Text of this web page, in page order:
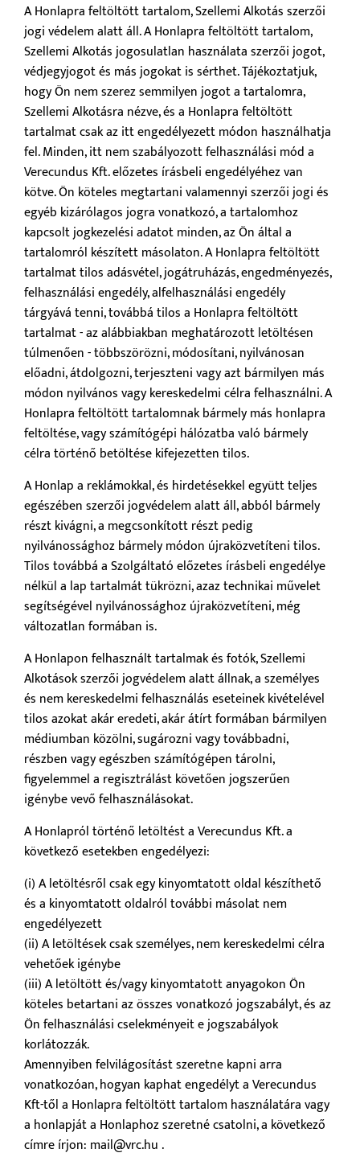
A Honlapra feltöltött tartalom, Szellemi Alkotás szerzői
jogi védelem alatt áll. A Honlapra feltöltött tartalom,
Szellemi Alkotás jogosulatlan használata szerzői jogot,
védjegyjogot és más jogokat is sérthet. Tájékoztatjuk,
hogy Ön nem szerez semmilyen jogot a tartalomra,
Szellemi Alkotásra nézve, és a Honlapra feltöltött
tartalmat csak az itt engedélyezett módon használhatja
fel. Minden, itt nem szabályozott felhasználási mód a
Verecundus Kft. előzetes írásbeli engedélyéhez van
kötve. Ön köteles megtartani valamennyi szerzői jogi és
egyéb kizárólagos jogra vonatkozó, a tartalomhoz
kapcsolt jogkezelési adatot minden, az Ön által a
tartalomról készített másolaton. A Honlapra feltöltött
tartalmat tilos adásvétel, jogátruházás, engedményezés,
felhasználási engedély, alfelhasználási engedély
tárgyává tenni, továbbá tilos a Honlapra feltöltött
tartalmat - az alábbiakban meghatározott letöltésen
túlmenően - többszörözni, módosítani, nyilvánosan
előadni, átdolgozni, terjeszteni vagy azt bármilyen más
módon nyilvános vagy kereskedelmi célra felhasználni. A
Honlapra feltöltött tartalomnak bármely más honlapra
feltöltése, vagy számítógépi hálózatba való bármely
célra történő betöltése kifejezetten tilos.
A Honlap a reklámokkal, és hirdetésekkel együtt teljes
egészében szerzői jogvédelem alatt áll, abból bármely
részt kivágni, a megcsonkított részt pedig
nyilvánossághoz bármely módon újraközvetíteni tilos.
Tilos továbbá a Szolgáltató előzetes írásbeli engedélye
nélkül a lap tartalmát tükrözni, azaz technikai művelet
segítségével nyilvánossághoz újraközvetíteni, még
változatlan formában is.
A Honlapon felhasznált tartalmak és fotók, Szellemi
Alkotások szerzői jogvédelem alatt állnak, a személyes
és nem kereskedelmi felhasználás eseteinek kivételével
tilos azokat akár eredeti, akár átírt formában bármilyen
médiumban közölni, sugározni vagy továbbadni,
részben vagy egészben számítógépen tárolni,
figyelemmel a regisztrálást követően jogszerűen
igénybe vevő felhasználásokat.
A Honlapról történő letöltést a Verecundus Kft. a
következő esetekben engedélyezi:
(i) A letöltésről csak egy kinyomtatott oldal készíthető
és a kinyomtatott oldalról további másolat nem
engedélyezett
(ii) A letöltések csak személyes, nem kereskedelmi célra
vehetőek igénybe
(iii) A letöltött és/vagy kinyomtatott anyagokon Ön
köteles betartani az összes vonatkozó jogszabályt, és az
Ön felhasználási cselekményeit e jogszabályok
korlátozzák.
Amennyiben felvilágosítást szeretne kapni arra
vonatkozóan, hogyan kaphat engedélyt a Verecundus
Kft-től a Honlapra feltöltött tartalom használatára vagy
a honlapját a Honlaphoz szeretné csatolni, a következő
címre írjon: mail@vrc.hu .